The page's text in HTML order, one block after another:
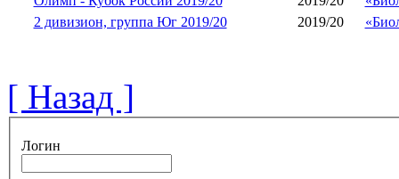
2 дивизион, группа Юг 2019/20
2019/20
[ Назад ]
Логин